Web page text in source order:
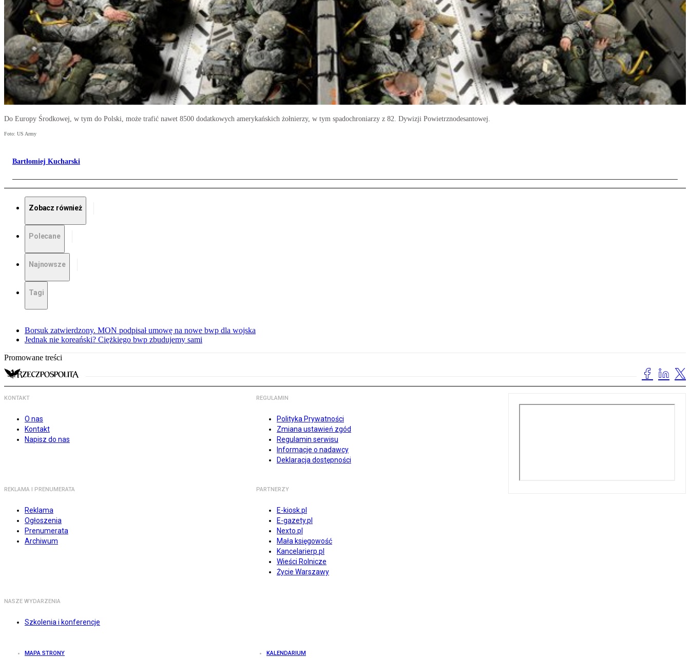
Do Europy Środkowej, w tym do Polski, może trafić nawet 8500 dodatkowych amerykańskich żołnierzy, w tym spadochroniarzy z 82. Dywizji Powietrznodesantowej.
Foto: US Army
Bartłomiej Kucharski
Zobacz również
Polecane
Najnowsze
Tagi
Borsuk zatwierdzony. MON podpisał umowę na nowe bwp dla wojska
Jednak nie koreański? Ciężkiego bwp zbudujemy sami
Promowane treści
KONTAKT
O nas
Kontakt
Napisz do nas
REGULAMIN
Polityka Prywatności
Zmiana ustawień zgód
Regulamin serwisu
Informacje o nadawcy
Deklaracja dostępności
REKLAMA I PRENUMERATA
Reklama
Ogłoszenia
Prenumerata
Archiwum
PARTNERZY
E-kiosk.pl
E-gazety.pl
Nexto.pl
Mała księgowość
Kancelarierp.pl
Wieści Rolnicze
Życie Warszawy
NASZE WYDARZENIA
Szkolenia i konferencje
MAPA STRONY KALENDARIUM